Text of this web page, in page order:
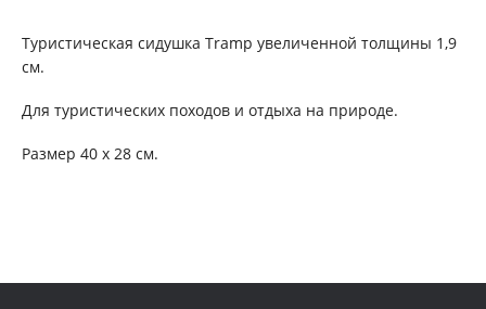
Туристическая сидушка Tramp увеличенной толщины 1,9
см.
Для туристических походов и отдыха на природе.
Размер 40 х 28 см.